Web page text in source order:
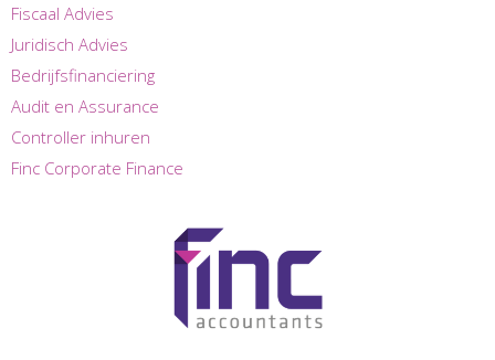
Fiscaal Advies
Juridisch Advies
Bedrijfsfinanciering
Audit en Assurance
Controller inhuren
Finc Corporate Finance